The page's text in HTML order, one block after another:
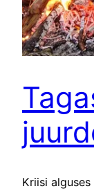
Kriisi